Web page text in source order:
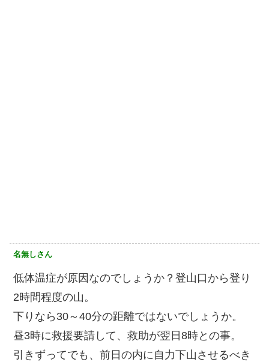
名無しさん
低体温症が原因なのでしょうか？登山口から登り
2時間程度の山。
下りなら30～40分の距離ではないでしょうか。
昼3時に救援要請して、救助が翌日8時との事。
引きずってでも、前日の内に自力下山させるべき